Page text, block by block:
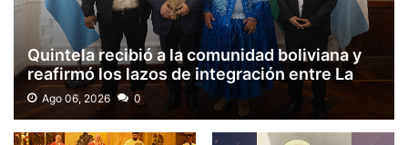
Quintela recibió a la comunidad boliviana y
reafirmó los lazos de integración entre La
Rioja y el país vecino
Ago 06, 2026 0